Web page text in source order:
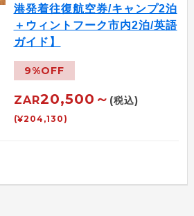
港発着往復航空券/キャンプ2泊
＋ウィントフーク市内2泊/英語
ガイド】
9%OFF
ZAR20,500～ (税込)
(¥204,130)